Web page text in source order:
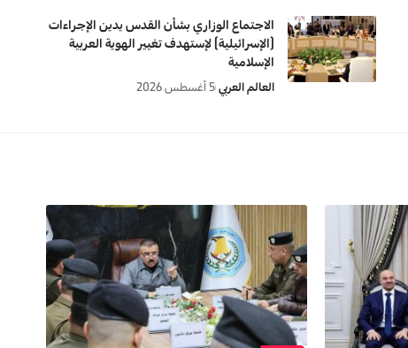
الاجتماع الوزاري بشأن القدس يدين الإجراءات
(الإسرائيلية) لإستهدف تغيير الهوية العربية
الإسلامية
العالم العربي 5 أغسطس 2026